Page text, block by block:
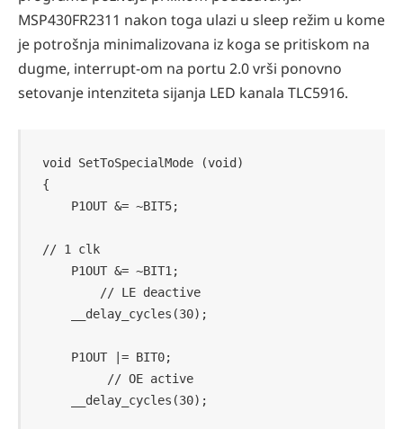
MSP430FR2311 nakon toga ulazi u sleep režim u kome
je potrošnja minimalizovana iz koga se pritiskom na
dugme, interrupt-om na portu 2.0 vrši ponovno
setovanje intenziteta sijanja LED kanala TLC5916.
void SetToSpecialMode (void)
{
// 1 clk
        // LE deactive
         // OE active